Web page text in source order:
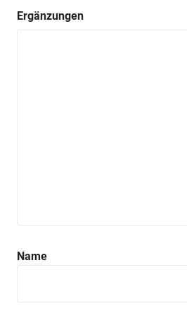
Ergänzungen
Name